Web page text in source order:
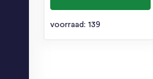
voorraad: 139